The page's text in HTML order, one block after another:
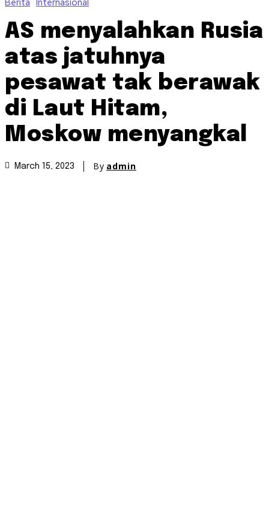
Berita Internasional
AS menyalahkan Rusia
atas jatuhnya
pesawat tak berawak
di Laut Hitam,
Moskow menyangkal
March 15, 2023 By admin